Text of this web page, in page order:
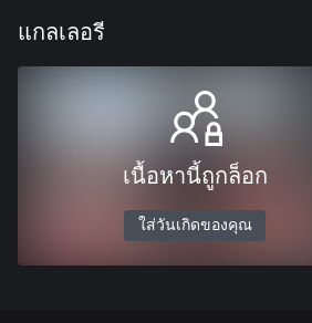
แกลเลอรี
เนื้อหานี้ถูกล็อก
ใส่วันเกิดของคุณ